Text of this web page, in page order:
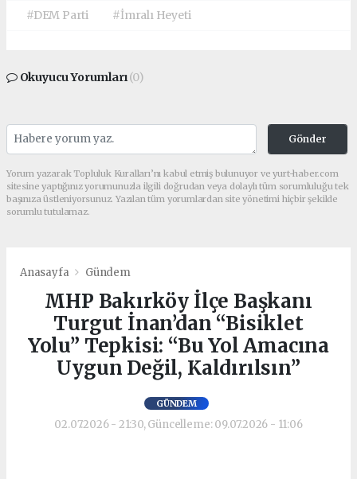
#DEM Parti #İmralı Heyeti
Okuyucu Yorumları(0)
Gönder
Yorum yazarak Topluluk Kuralları’nı kabul etmiş bulunuyor ve yurt-haber.com
sitesine yaptığınız yorumunuzla ilgili doğrudan veya dolaylı tüm sorumluluğu tek
başınıza üstleniyorsunuz. Yazılan tüm yorumlardan site yönetimi hiçbir şekilde
sorumlu tutulamaz.
Anasayfa Gündem
MHP Bakırköy İlçe Başkanı
Turgut İnan’dan “Bisiklet
Yolu” Tepkisi: “Bu Yol Amacına
Uygun Değil, Kaldırılsın”
GÜNDEM
02.07.2026 - 21:30, Güncelleme: 09.07.2026 - 11:06